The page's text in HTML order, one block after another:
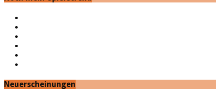
Neuerscheinungen